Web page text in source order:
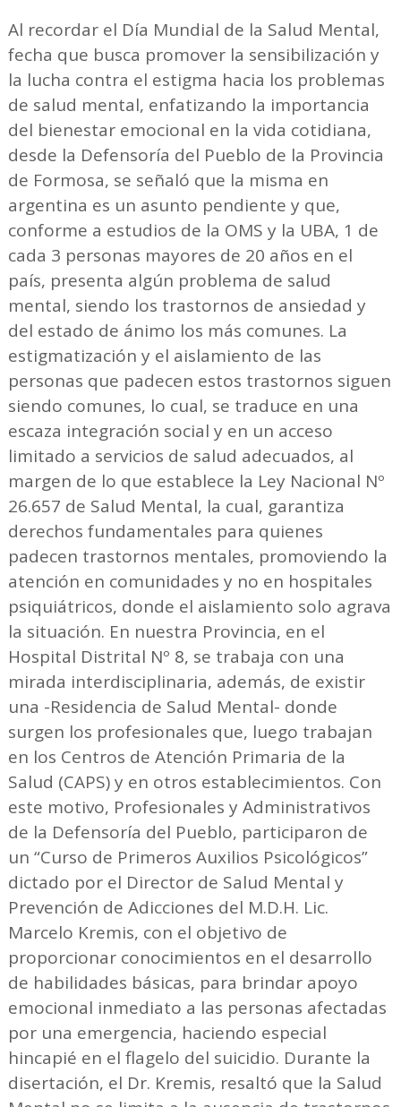
Al recordar el Día Mundial de la Salud Mental,
fecha que busca promover la sensibilización y
la lucha contra el estigma hacia los problemas
de salud mental, enfatizando la importancia
del bienestar emocional en la vida cotidiana,
desde la Defensoría del Pueblo de la Provincia
de Formosa, se señaló que la misma en
argentina es un asunto pendiente y que,
conforme a estudios de la OMS y la UBA, 1 de
cada 3 personas mayores de 20 años en el
país, presenta algún problema de salud
mental, siendo los trastornos de ansiedad y
del estado de ánimo los más comunes. La
estigmatización y el aislamiento de las
personas que padecen estos trastornos siguen
siendo comunes, lo cual, se traduce en una
escaza integración social y en un acceso
limitado a servicios de salud adecuados, al
margen de lo que establece la Ley Nacional Nº
26.657 de Salud Mental, la cual, garantiza
derechos fundamentales para quienes
padecen trastornos mentales, promoviendo la
atención en comunidades y no en hospitales
psiquiátricos, donde el aislamiento solo agrava
la situación. En nuestra Provincia, en el
Hospital Distrital Nº 8, se trabaja con una
mirada interdisciplinaria, además, de existir
una -Residencia de Salud Mental- donde
surgen los profesionales que, luego trabajan
en los Centros de Atención Primaria de la
Salud (CAPS) y en otros establecimientos. Con
este motivo, Profesionales y Administrativos
de la Defensoría del Pueblo, participaron de
un “Curso de Primeros Auxilios Psicológicos”
dictado por el Director de Salud Mental y
Prevención de Adicciones del M.D.H. Lic.
Marcelo Kremis, con el objetivo de
proporcionar conocimientos en el desarrollo
de habilidades básicas, para brindar apoyo
emocional inmediato a las personas afectadas
por una emergencia, haciendo especial
hincapié en el flagelo del suicidio. Durante la
disertación, el Dr. Kremis, resaltó que la Salud